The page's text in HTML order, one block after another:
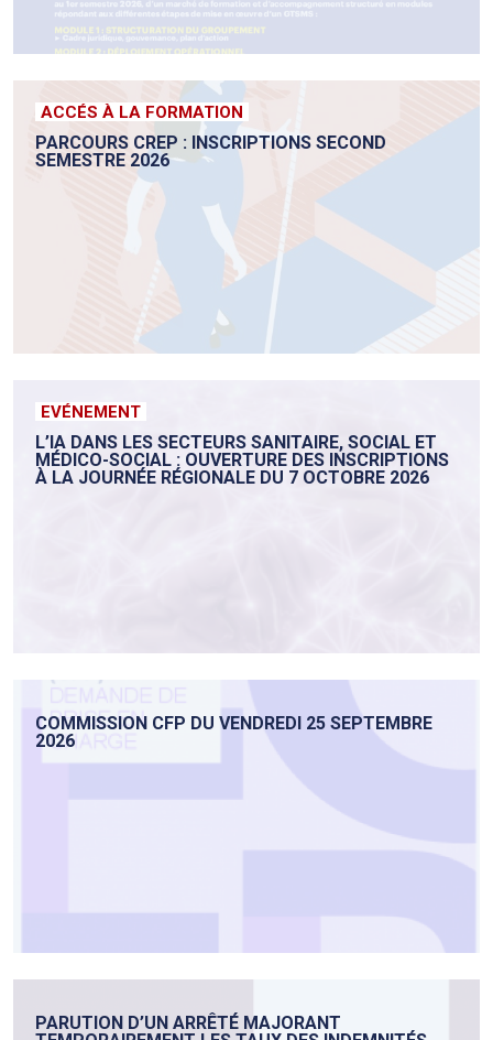
ACCÉS À LA FORMATION
PARCOURS CREP : INSCRIPTIONS SECOND
SEMESTRE 2026
EVÉNEMENT
L’IA DANS LES SECTEURS SANITAIRE, SOCIAL ET
MÉDICO-SOCIAL : OUVERTURE DES INSCRIPTIONS
À LA JOURNÉE RÉGIONALE DU 7 OCTOBRE 2026
COMMISSION CFP DU VENDREDI 25 SEPTEMBRE
2026
PARUTION D’UN ARRÊTÉ MAJORANT